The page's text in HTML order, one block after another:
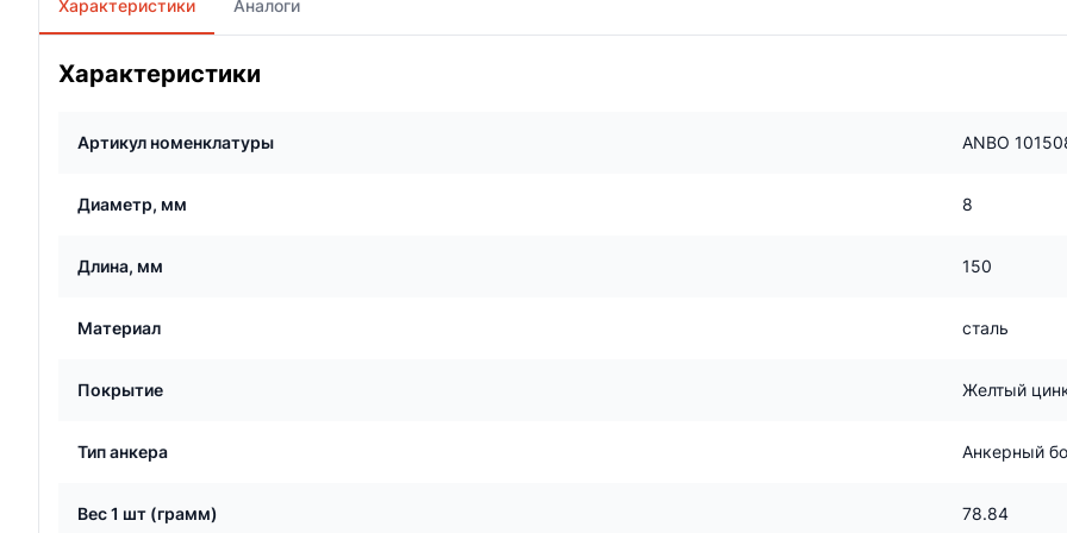
Характеристики Аналоги
Характеристики
Артикул номенклатуры ANBO
Диаметр, мм 8
Длина, мм 150
Материал сталь
Покрытие Желтый
Тип анкера Анкерный
Вес 1 шт (грамм) 78.84